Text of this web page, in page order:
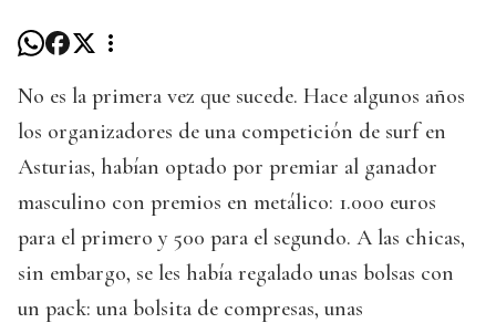
No es la primera vez que sucede. Hace algunos años
los organizadores de una competición de surf en
Asturias, habían optado por premiar al ganador
masculino con premios en metálico: 1.000 euros
para el primero y 500 para el segundo. A las chicas,
sin embargo, se les había regalado unas bolsas con
un pack: una bolsita de compresas, unas